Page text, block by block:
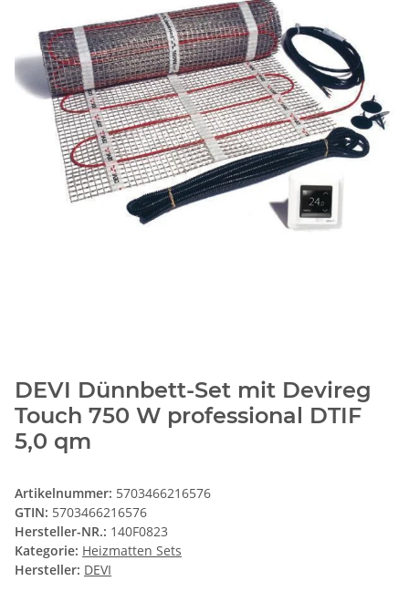
DEVI Dünnbett-Set mit Devireg
Touch 750 W professional DTIF
5,0 qm
Artikelnummer: 5703466216576
GTIN: 5703466216576
Hersteller-NR.: 140F0823
Kategorie: Heizmatten Sets
Hersteller: DEVI